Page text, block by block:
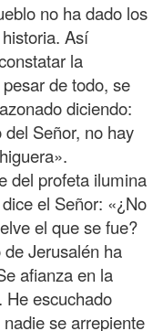
no ha dado los
Así
la
de todo, se
diciendo:
Señor, no hay
del profeta ilumina
el Señor: «¿No
el que se fue?
Jerusalén ha
afianza en la
He escuchado
se arrepiente